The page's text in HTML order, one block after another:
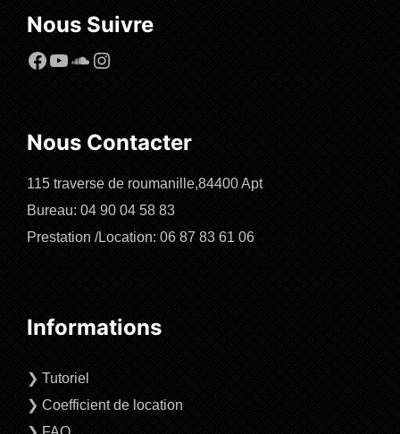
Nous Suivre
Facebook
YouTube
SoundCloud
Instagram
Nous Contacter
115 traverse de roumanille,84400 Apt
Bureau: 04 90 04 58 83
Prestation /Location: 06 87 83 61 06
Informations
❯ Tutoriel
❯ Coefficient de location